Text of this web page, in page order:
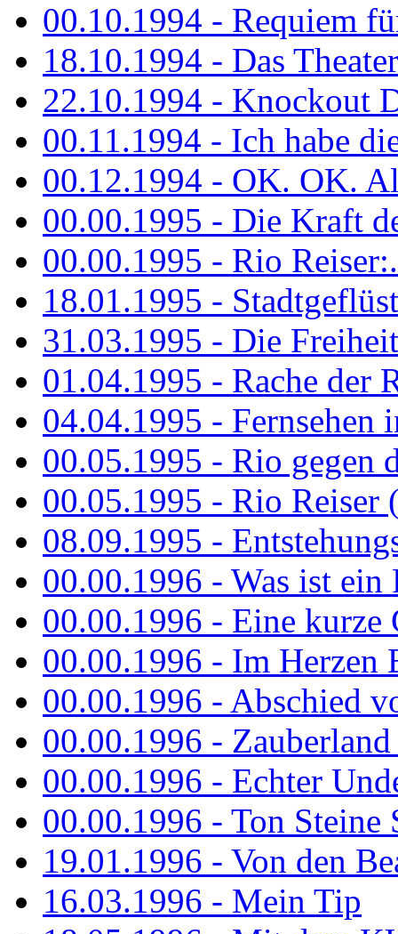
00.10.1994 - Requiem
18.10.1994 - Das
22.10.1994 - Knockout
00.11.1994 - Ich habe
00.12.1994 - OK. OK.
00.00.1995 - Die Kraft
00.00.1995 - Rio
18.01.1995 -
31.03.1995 - Die
01.04.1995 - Rache der
04.04.1995 - Fernsehen
00.05.1995 - Rio gegen
00.05.1995 - Rio Reiser
08.09.1995 -
00.00.1996 - Was ist ein
00.00.1996 - Eine kurze
00.00.1996 - Im Herzen
00.00.1996 - Abschied
00.00.1996 -
00.00.1996 - Echter
00.00.1996 - Ton Steine
19.01.1996 - Von den
16.03.1996 - Mein Tip